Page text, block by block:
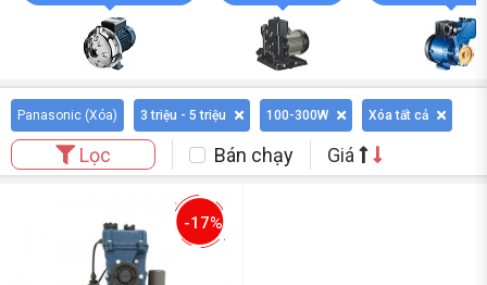
Panasonic (Xóa) 3 triệu - 5 triệu 100-300W Xóa tất cả
Lọc Bán chạy Giá
-17%